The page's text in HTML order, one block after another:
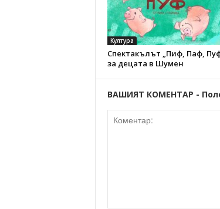
Култура
Спектакълът „Пиф, Паф,
за децата в Шумен
ВАШИЯТ КОМЕНТАР -